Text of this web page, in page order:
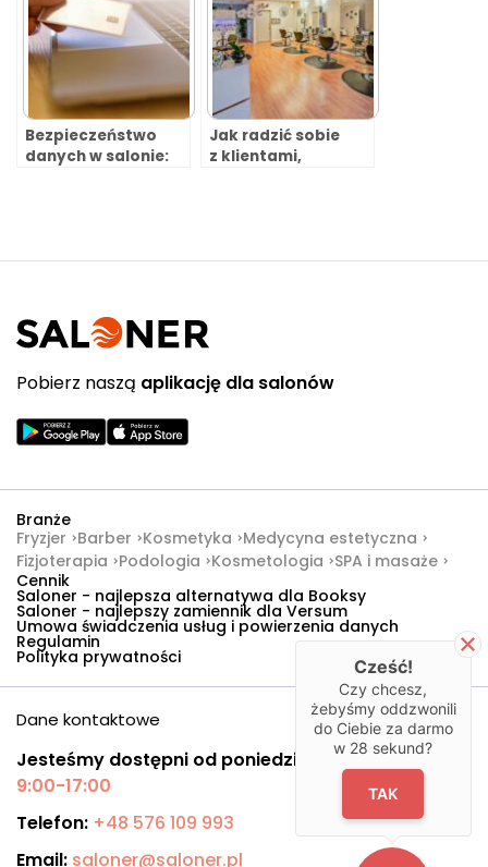
Bezpieczeństwo
danych w salonie:
Jak radzić sobie
z klientami,
Pobierz naszą aplikację dla salonów
Branże
Fryzjer Barber Kosmetyka Medycyna estetyczna
Fizjoterapia Podologia Kosmetologia SPA i masaże
Cennik
Saloner - najlepsza alternatywa dla Booksy
Saloner - najlepszy zamiennik dla Versum
Umowa świadczenia usług i powierzenia danych
Regulamin
Polityka prywatności
Dane kontaktowe
Jesteśmy dostępni od poniedziałku do piątku:
9:00-17:00
Telefon: +48 576 109 993
Email: saloner@saloner.pl
Cześć!
Czy chcesz,
żebyśmy oddzwonili
do Ciebie za darmo
w 28 sekund?
TAK